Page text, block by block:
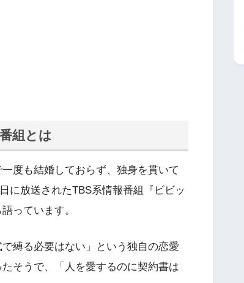
組とは
度も結婚しておらず、独身を貫いて
に放送されたTBS系情報番組『ビビッ
っています。
縛る必要はない」という独自の恋愛
そうで、「人を愛するのに契約書は